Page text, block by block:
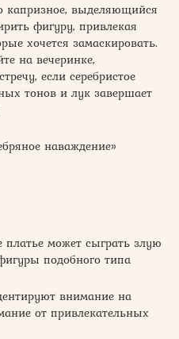
капризное, выделяющийся
фигуру, привлекая
хочется замаскировать.
на вечеринке,
если серебристое
тонов и лук завершает
наваждение»
платье может сыграть злую
подобного типа
внимание на
от привлекательных